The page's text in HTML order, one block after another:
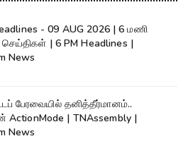
- 09 AUG 2026 | 6 மணி
செய்திகள் | 6 PM Headlines |
News
பேரவையில் தனித்தீர்மானம்..
ActionMode | TNAssembly |
News